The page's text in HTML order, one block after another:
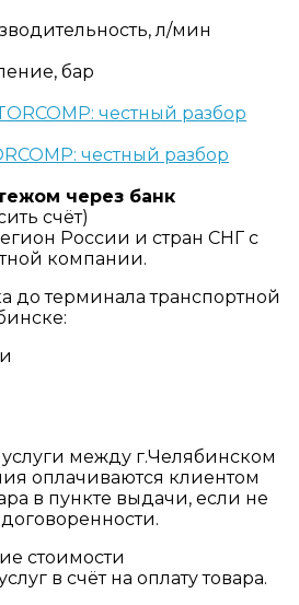
л/мин
бар
честный разбор
через банк
счёт)
России и стран СНГ с
компании.
до терминала транспортной
между г.Челябинском
оплачиваются клиентом
в пункте выдачи, если не
стоимости
в счёт на оплату товара.